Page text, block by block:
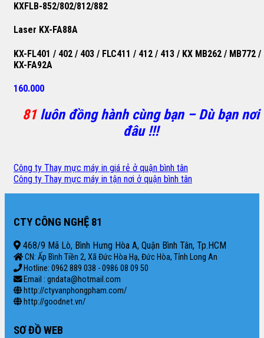
KXFLB-852/802/812/882
Laser KX-FA88A
KX-FL401 / 402 / 403 / FLC411 / 412 / 413 / KX MB262 / MB772 /
KX-FA92A
160.000
81luôn đồng hành cùng bạn – Dù bạn nơi
đâu !!!
Công ty Thay mực máy in giá rẻ ở quận bình tân
Công ty Thay mực máy in tận nơi ở quận bình tân
CTY CÔNG NGHỆ 81
468/9 Mã Lò, Bình Hưng Hòa A, Quận Bình Tân, Tp.HCM
CN: Ấp Bình Tiền 2, Xã Đức Hòa Hạ, Đức Hòa, Tỉnh Long An
Hotline: 0962 889 038 - 0986 08 09 50
Email : gndata@hotmail.com
http://ctyvanphongpham.com/
http://goodnet.vn/
SƠ ĐỒ WEB